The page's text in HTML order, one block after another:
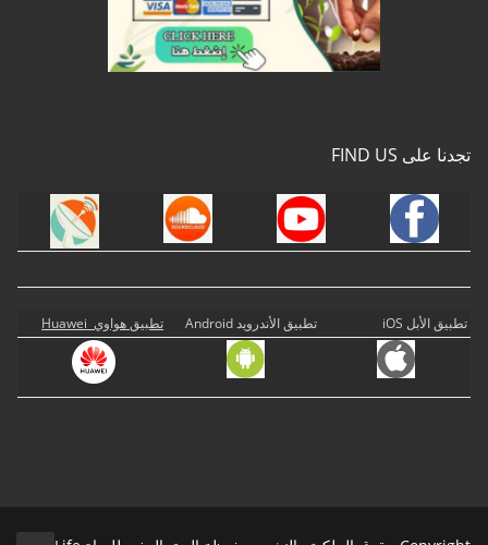
تجدنا على FIND US
تطبيق الأبل iOS تطبيق الأندرويد Android تطبيق هواوي Huawei